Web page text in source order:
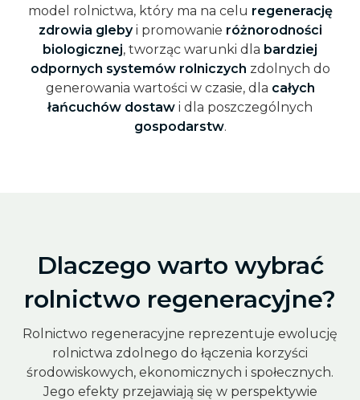
model rolnictwa, który ma na celu regenerację
zdrowia glebyi promowanie różnorodności
biologicznej, tworząc warunki dla bardziej
odpornych systemów rolniczych zdolnych do
generowania wartości w czasie, dla całych
łańcuchów dostaw i dla poszczególnych
gospodarstw.
Dlaczego warto wybrać
rolnictwo regeneracyjne?
Rolnictwo regeneracyjne reprezentuje ewolucję
rolnictwa zdolnego do łączenia korzyści
środowiskowych, ekonomicznych i społecznych.
Jego efekty przejawiają się w perspektywie